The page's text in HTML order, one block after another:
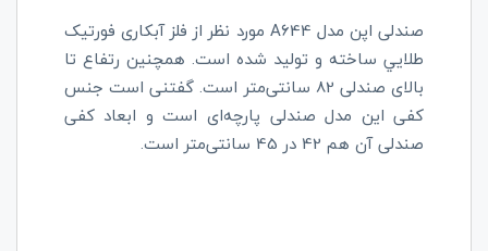
صندلی اپن مدل
مورد نظر از فلز آبکاری فورتیک
طلايي ساخته و تولید شده است. همچنین رتفاع تا
بالای صندلی 82 سانتی‌متر است. گفتنی است جنس
کفی این مدل صندلی پارچه‌ای است و ابعاد کفی
صندلی آن هم 42 در 45 سانتی‌متر است.